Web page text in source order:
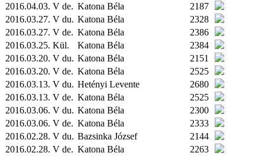
2016.04.03. V de. Katona Béla
2187
2016.03.27. V du. Katona Béla
2328
2016.03.27. V de. Katona Béla
2386
2016.03.25. Kül. Katona Béla
2384
2016.03.20. V du. Katona Béla
2151
2016.03.20. V de. Katona Béla
2525
2016.03.13. V du. Hetényi Levente
2680
2016.03.13. V de. Katona Béla
2525
2016.03.06. V du. Katona Béla
2300
2016.03.06. V de. Katona Béla
2333
2016.02.28. V du. Bazsinka József
2144
2016.02.28. V de. Katona Béla
2263